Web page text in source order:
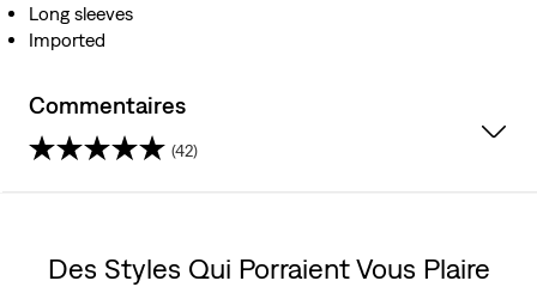
Long sleeves
Imported
Commentaires
(42)
sur
Des Styles Qui Porraient Vous Plaire